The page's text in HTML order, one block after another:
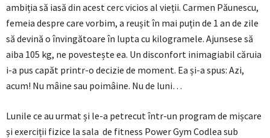
ambiția să iasă din acest cerc vicios al vieții. Carmen Păunescu,
femeia despre care vorbim, a reușit în mai puțin de 1 an de zile
să devină o învingătoare în lupta cu kilogramele. Ajunsese să
aiba 105 kg, ne povestește ea. Un disconfort inimagiabil căruia
i-a pus capăt printr-o decizie de moment. Ea și-a spus: Azi,
acum! Nu mâine sau poimâine. Nu de luni…
Lunile ce au urmat și le-a petrecut într-un program de mișcare
și exerciții fizice la sala de fitness Power Gym Codlea sub